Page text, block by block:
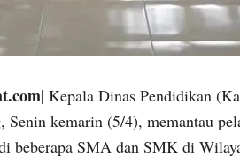
Kepala Dinas Pendidikan
kemarin (5/4), memantau
beberapa SMA dan SMK di